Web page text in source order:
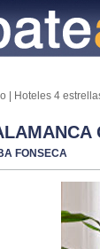
Hoteles 4
FONSECA